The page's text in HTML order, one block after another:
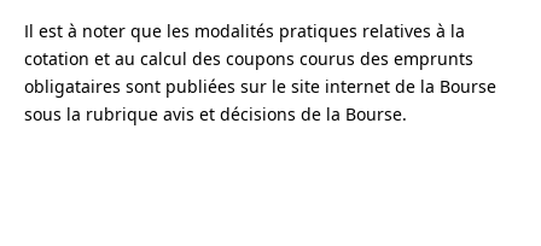
Il est à noter que les modalités pratiques relatives à la
cotation et au calcul des coupons courus des emprunts
obligataires sont publiées sur le site internet de la Bourse
sous la rubrique avis et décisions de la Bourse.